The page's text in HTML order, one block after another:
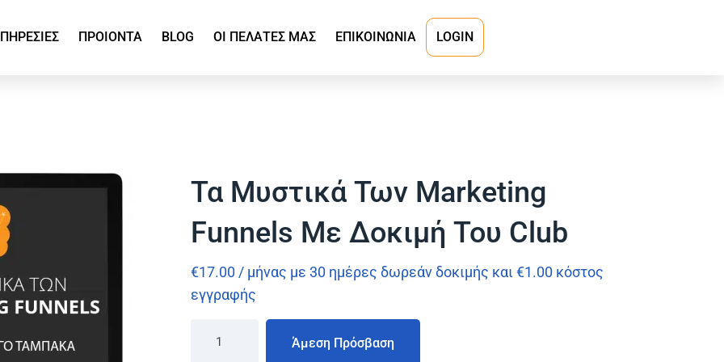
ΠΡΟΙΟΝΤΑ BLOG ΟΙ ΠΕΛΑΤΕΣ ΜΑΣ ΕΠΙΚΟΙΝΩΝΙΑ LOGIN
Τα Μυστικά Των Marketing
Funnels Με Δοκιμή Του Club
€17.00 / μήνας με 30 ημέρες δωρεάν δοκιμής και €1.00 κόστος
εγγραφής
Άμεση Πρόσβαση